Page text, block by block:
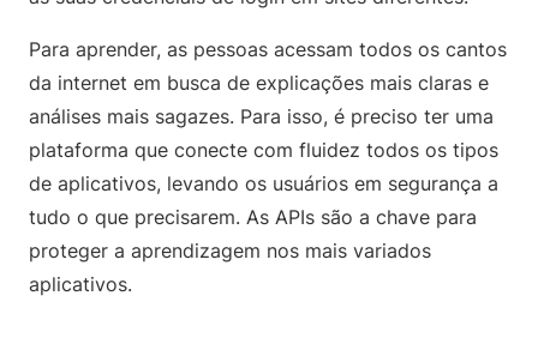
Para aprender, as pessoas acessam todos os cantos
da internet em busca de explicações mais claras e
análises mais sagazes. Para isso, é preciso ter uma
plataforma que conecte com fluidez todos os tipos
de aplicativos, levando os usuários em segurança a
tudo o que precisarem. As APIs são a chave para
proteger a aprendizagem nos mais variados
aplicativos.